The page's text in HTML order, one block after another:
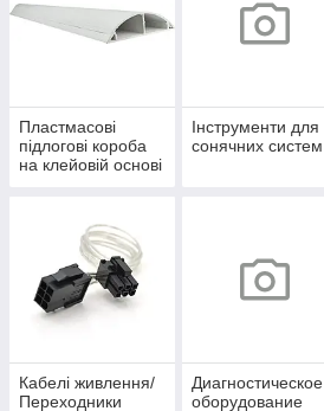
Пластмасові
підлогові короба
на клейовій основі
Інструменти для
сонячних систем
Кабелі живлення/
Переходники
Диагностическое
оборудование